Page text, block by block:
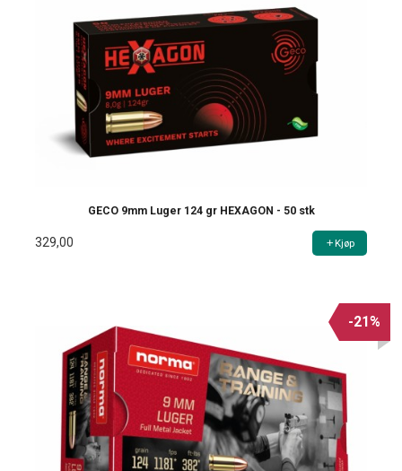
GECO 9mm Luger 124 gr HEXAGON - 50 stk
329,00 Kjøp
-21%